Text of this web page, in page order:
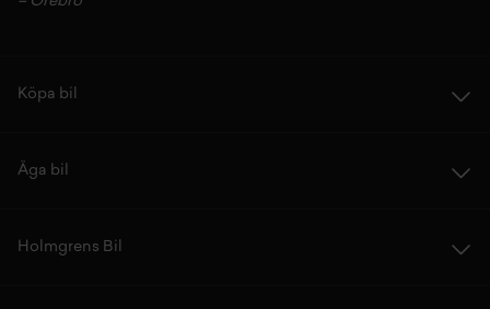
Köpa bil
Äga bil
Holmgrens Bil